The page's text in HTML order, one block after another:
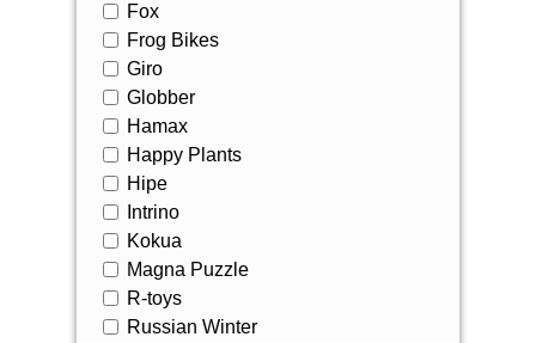
Fox
Frog Bikes
Giro
Globber
Hamax
Happy Plants
Hipe
Intrino
Kokua
Magna Puzzle
R-toys
Russian Winter